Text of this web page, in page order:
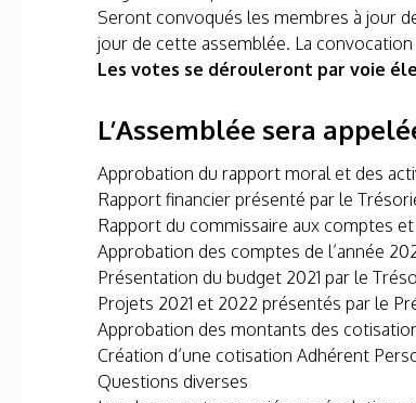
Seront convoqués les membres à jour
jour de cette assemblée. La
Les votes se dérouleront par voie
L’Assemblée sera
Approbation du rapport moral et des
Rapport financier présenté par le
Rapport du commissaire aux comptes
Approbation des comptes de l’année
Présentation du budget 2021 par le
Projets 2021 et 2022 présentés par le
Approbation des montants des
Création d’une cotisation Adhérent
Questions diverses